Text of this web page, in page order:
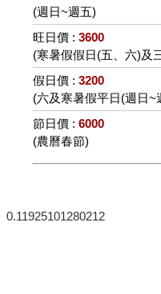
(週日~週五)
旺日價 : 3600
(寒暑假假日(五、六)及
假日價 : 3200
(六及寒暑假平日(週日~
節日價 : 6000
(農曆春節)
0.11925101280212